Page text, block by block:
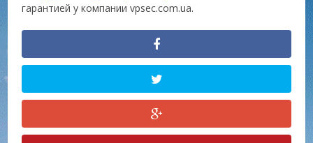
гарантией у компании vpsec.com.ua.